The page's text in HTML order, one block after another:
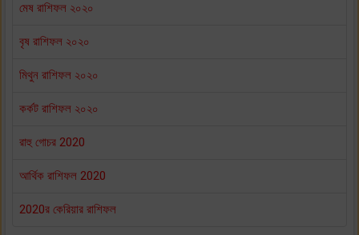
মেষ রাশিফল ২০২০
বৃষ রাশিফল ২০২০
মিথুন রাশিফল ২০২০
কর্কট রাশিফল ২০২০
রাহু গোচর 2020
আর্থিক রাশিফল 2020
2020র কেরিয়ার রাশিফল